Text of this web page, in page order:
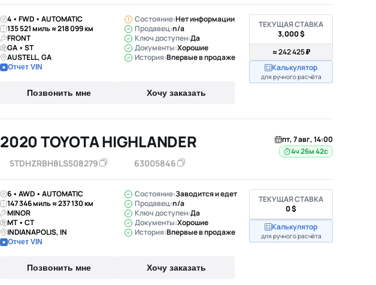
4 • FWD • AUTOMATIC
135 521 миль ≈ 218 099 км
FRONT
GA • ST
AUSTELL, GA
Отчет VIN
Состояние:Нет информации
Продавец:n/a
Ключ доступен:Да
Документы:Хорошие
История:Впервые в продаже
Позвонить мне Хочу заказать
ТЕКУЩАЯ СТАВКА
3,000 $
≈ 242 425 ₽
Калькулятор
для ручного расчёта
2020 TOYOTA HIGHLANDER
5TDHZRBH8LS508279 63005846
пт, 7 авг, 14:00
4ч 26м 41с
6 • AWD • AUTOMATIC
147 346 миль ≈ 237 130 км
MINOR
MT • CT
INDIANAPOLIS, IN
Отчет VIN
Состояние:Заводится и едет
Продавец:n/a
Ключ доступен:Да
Документы:Хорошие
История:Впервые в продаже
Позвонить мне Хочу заказать
ТЕКУЩАЯ СТАВКА
0 $
Калькулятор
для ручного расчёта